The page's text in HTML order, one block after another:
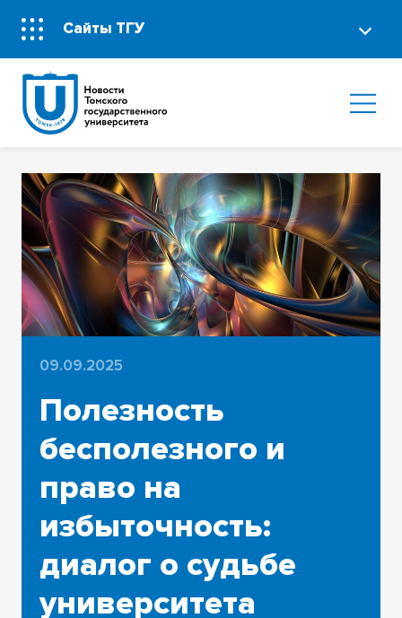
Сайты ТГУ
09.09.2025
Полезность
бесполезного и
право на
избыточность:
диалог о судьбе
университета